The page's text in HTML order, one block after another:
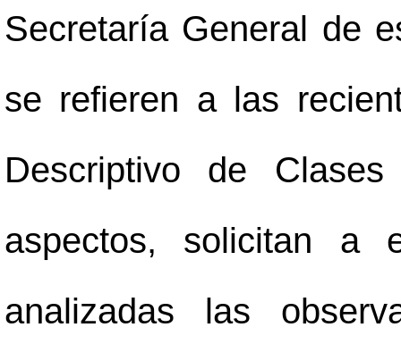
Secretaría General de
se refieren a las
Descriptivo de
aspectos, solicitan a
analizadas las